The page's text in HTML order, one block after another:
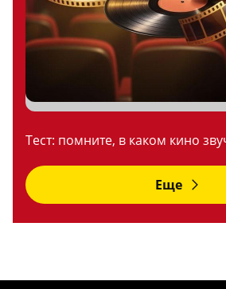
Тест: помните, в каком кино
Еще